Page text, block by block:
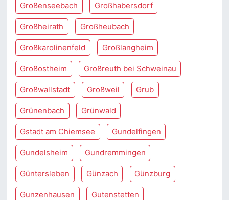
Großenseebach Großhabersdorf
Großheirath Großheubach
Großkarolinenfeld Großlangheim
Großostheim Großreuth bei Schweinau
Großwallstadt Großweil Grub
Grünenbach Grünwald
Gstadt am Chiemsee Gundelfingen
Gundelsheim Gundremmingen
Güntersleben Günzach Günzburg
Gunzenhausen Gutenstetten